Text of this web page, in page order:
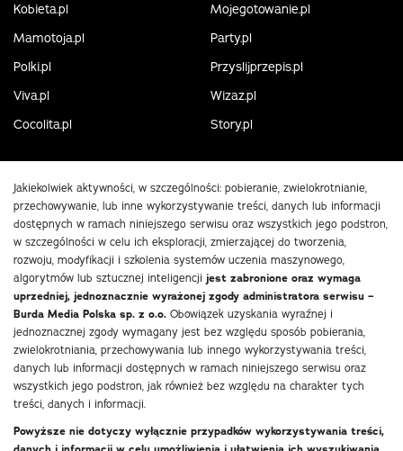
Kobieta.pl
Mojegotowanie.pl
Mamotoja.pl
Party.pl
Polki.pl
Przyslijprzepis.pl
Viva.pl
Wizaz.pl
Cocolita.pl
Story.pl
Jakiekolwiek aktywności, w szczególności: pobieranie, zwielokrotnianie,
przechowywanie, lub inne wykorzystywanie treści, danych lub informacji
dostępnych w ramach niniejszego serwisu oraz wszystkich jego podstron,
w szczególności w celu ich eksploracji, zmierzającej do tworzenia,
rozwoju, modyfikacji i szkolenia systemów uczenia maszynowego,
algorytmów lub sztucznej inteligencji jest zabronione oraz wymaga
uprzedniej, jednoznacznie wyrażonej zgody administratora serwisu –
Burda Media Polska sp. z o.o. Obowiązek uzyskania wyraźnej i
jednoznacznej zgody wymagany jest bez względu sposób pobierania,
zwielokrotniania, przechowywania lub innego wykorzystywania treści,
danych lub informacji dostępnych w ramach niniejszego serwisu oraz
wszystkich jego podstron, jak również bez względu na charakter tych
treści, danych i informacji.
Powyższe nie dotyczy wyłącznie przypadków wykorzystywania treści,